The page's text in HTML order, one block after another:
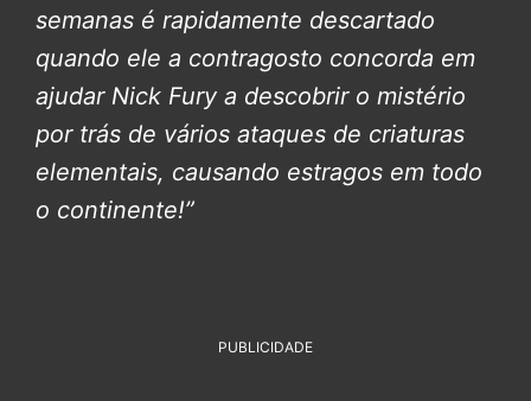
semanas é rapidamente descartado
quando ele a contragosto concorda em
ajudar Nick Fury a descobrir o mistério
por trás de vários ataques de criaturas
elementais, causando estragos em todo
o continente!”
PUBLICIDADE